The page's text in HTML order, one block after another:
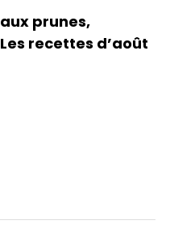
prunes,
recettes d’août